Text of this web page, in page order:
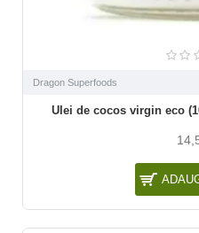
Dragon Superfoods
Ulei de cocos virgin eco